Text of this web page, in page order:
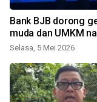
Bank BJB dorong
muda dan UMKM
Selasa, 5 Mei 2026